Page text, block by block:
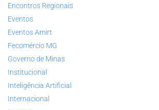
Encontros Regionais
Eventos
Eventos Amirt
Fecomércio MG
Governo de Minas
Institucional
Inteligência Artificial
Internacional